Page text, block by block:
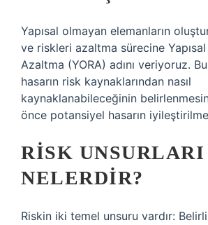
Yapısal olmayan elemanların
ve riskleri azaltma sürecine
Azaltma (YORA) adını veriyoruz.
hasarın risk kaynaklarından nasıl
kaynaklanabileceğinin
önce potansiyel hasarın
RISK UNSURLARI
NELERDIR?
Riskin iki temel unsuru vardır: